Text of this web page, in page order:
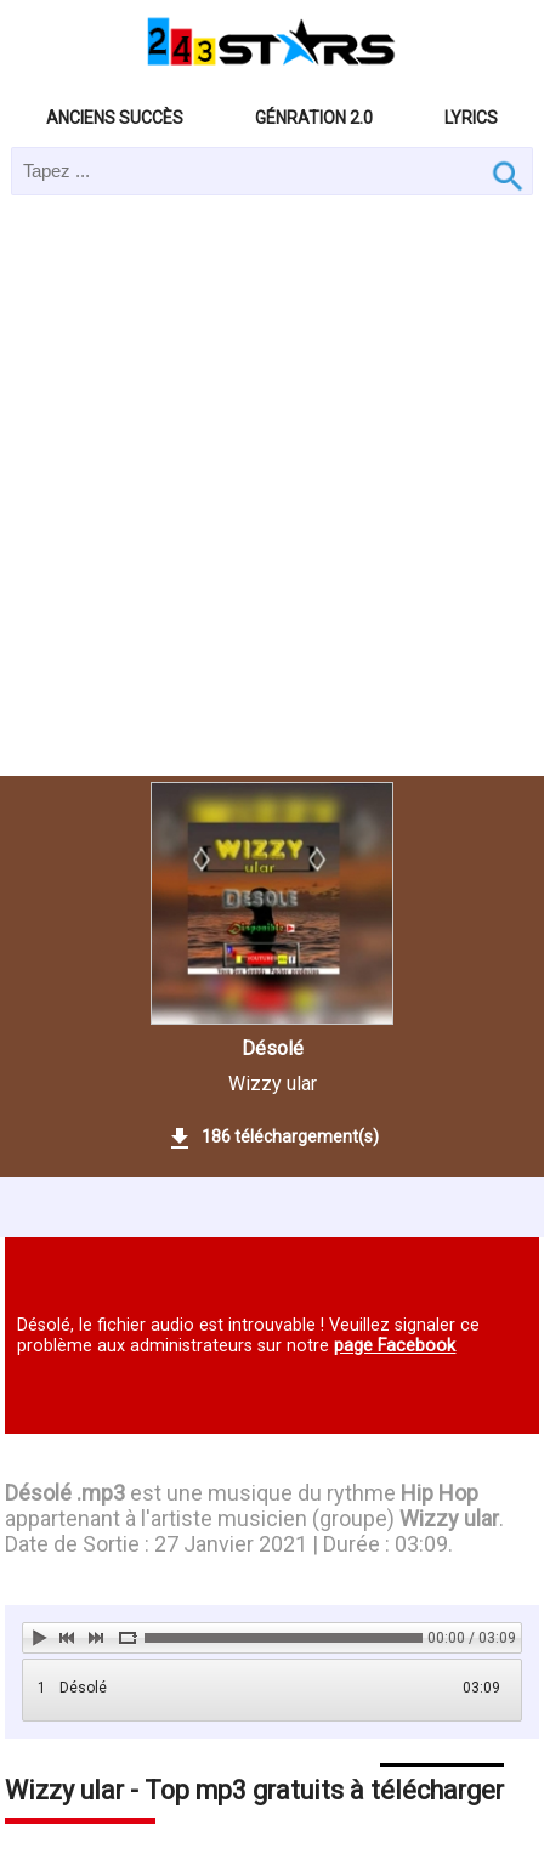
ANCIENS SUCCÈS GÉNRATION 2.0 LYRICS
Désolé
Wizzy ular
186 téléchargement(s)
Désolé, le fichier audio est introuvable ! Veuillez signaler ce
problème aux administrateurs sur notrepage Facebook
Désolé .mp3 est une musique du rythme Hip Hop
appartenant à l'artiste musicien (groupe)Wizzy ular.
Date de Sortie : 27 Janvier 2021 | Durée : 03:09.
00:00 / 03:09
1 03:09
Désolé
Wizzy ular - Top mp3 gratuits à télécharger